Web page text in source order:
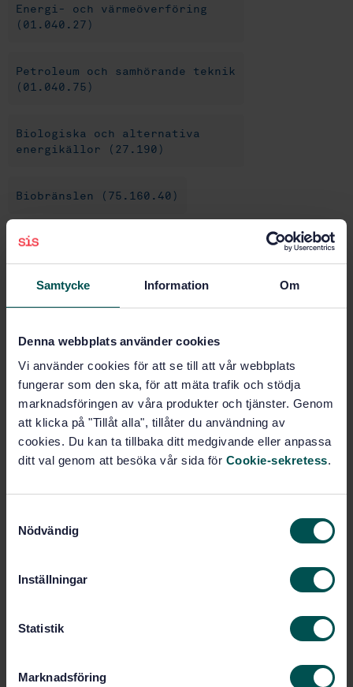
Samtycke Information Om
Denna webbplats använder cookies
Vi använder cookies för att se till att vår webbplats
fungerar som den ska, för att mäta trafik och stödja
marknadsföringen av våra produkter och tjänster. Genom
att klicka på "Tillåt alla", tillåter du användning av
cookies. Du kan ta tillbaka ditt medgivande eller anpassa
ditt val genom att besöka vår sida för Cookie-sekretess.
Nödvändig
Inställningar
Statistik
Marknadsföring
Energi- och värmeöverföring
(01.040.27)
Petroleum och samhörande teknik
(01.040.75)
Biologiska och alternativa
energikällor (27.190)
Biobränslen (75.160.40)
STANDARD
Kriterier för hållbarhet och minskade växthusgaser
indikatorer och verifiering – Del 1: Terminologi
Prenumerera på standarden - Läs mer
Pris:1 250 SEK
Lägg i varukorgen
Fler alternativ
Produktinformation
Framtagen av:
Hållbarhetskriterier för
Internationell titel: